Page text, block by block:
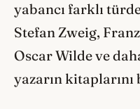
yabancı farklı
Stefan Zweig,
Oscar Wilde ve
yazarın kitaplarını